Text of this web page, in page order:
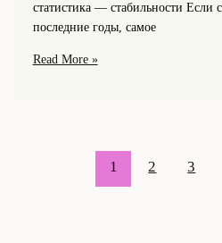
статистика — стабильности Если
последние годы, самое
Самые
Read More »
1 2 3